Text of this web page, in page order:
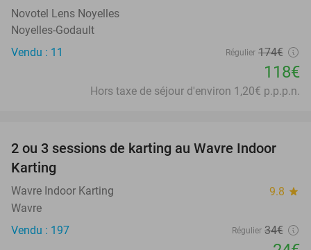
Novotel Lens Noyelles
Noyelles-Godault
Vendu : 11
Régulier 174€
118€
Hors taxe de séjour d'environ 1,20€ p.p.p.n.
29%
2 ou 3 sessions de karting au Wavre Indoor
Karting
Wavre Indoor Karting 9.8 star
Wavre
Vendu : 197
Régulier 34€